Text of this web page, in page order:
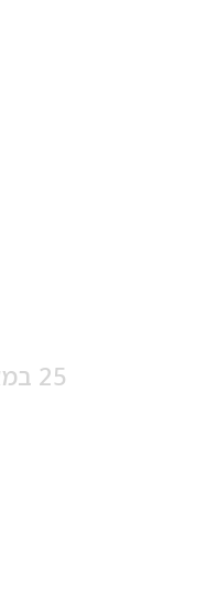
25 במאי 2025